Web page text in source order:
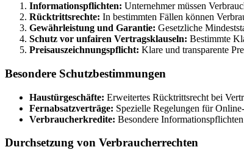
Informationspflichten: Unternehmer müssen
Rücktrittsrechte: In bestimmten Fällen können
Gewährleistung und Garantie: Gesetzliche
Schutz vor unfairen Vertragsklauseln: Bestimmte
Preisauszeichnungspflicht: Klare und transparente
Besondere Schutzbestimmungen
Haustürgeschäfte: Erweitertes Rücktrittsrecht bei
Fernabsatzverträge: Spezielle Regelungen für
Verbraucherkredite: Besondere
Durchsetzung von Verbraucherrechten